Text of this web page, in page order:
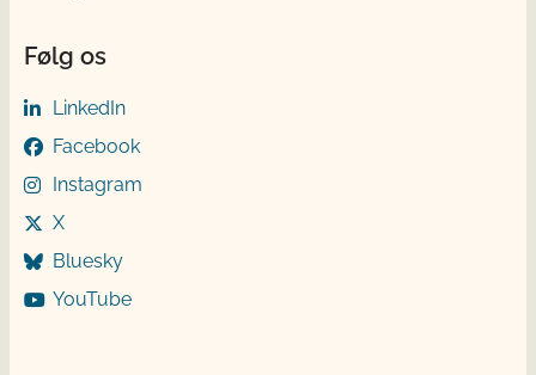
Følg os
LinkedIn
Facebook
Instagram
X
Bluesky
YouTube